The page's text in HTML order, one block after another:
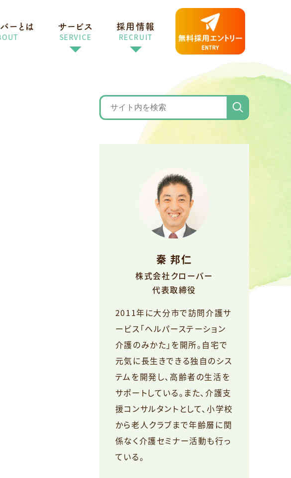
ーとは サービス
SERVICE
採用情報
RECRUIT
秦 邦仁
株式会社クローバー
代表取締役
2011年に大分市で訪問介護サ
ービス「ヘルパーステーション
介護のみかた」を開所。自宅で
元気に長生きできる独自のシス
テムを開発し、高齢者の生活を
サポートしている。また、介護支
援コンサルタントとして、小学校
から老人クラブまで年齢層に関
係なく介護セミナー活動も行っ
ている。